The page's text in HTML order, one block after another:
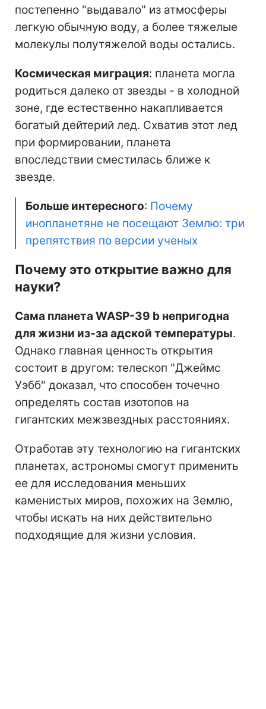
постепенно "выдавало" из атмосферы
легкую обычную воду, а более тяжелые
молекулы полутяжелой воды остались.
Космическая миграция: планета могла
родиться далеко от звезды - в холодной
зоне, где естественно накапливается
богатый дейтерий лед. Схватив этот лед
при формировании, планета
впоследствии сместилась ближе к
звезде.
Больше интересного: Почему
инопланетяне не посещают Землю: три
препятствия по версии ученых
Почему это открытие важно для
науки?
Сама планета WASP-39 b непригодна
для жизни из-за адской температуры.
Однако главная ценность открытия
состоит в другом: телескоп "Джеймс
Уэбб" доказал, что способен точечно
определять состав изотопов на
гигантских межзвездных расстояниях.
Отработав эту технологию на гигантских
планетах, астрономы смогут применить
ее для исследования меньших
каменистых миров, похожих на Землю,
чтобы искать на них действительно
подходящие для жизни условия.